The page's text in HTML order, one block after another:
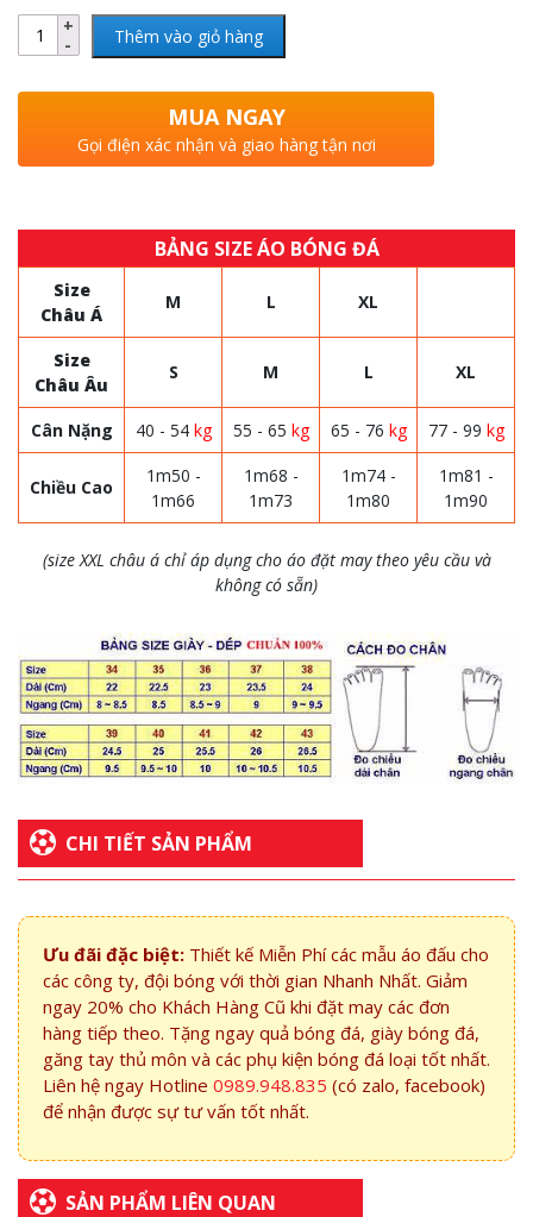
Thêm vào giỏ hàng
MUA NGAY
Gọi điện xác nhận và giao hàng tận nơi
BẢNG SIZE ÁO BÓNG ĐÁ
Size
Châu Á
M L XL
Size
Châu Âu
S M L XL
Cân Nặng 40 - 54 kg 55 - 65 kg 65 - 76 kg 77 - 99 kg
Chiều Cao
1m50 -
1m66
1m68 -
1m73
1m74 -
1m80
1m81 -
1m90
(size XXL châu á chỉ áp dụng cho áo đặt may theo yêu cầu và
không có sẵn)
CHI TIẾT SẢN PHẨM
Ưu đãi đặc biệt: Thiết kế Miễn Phí các mẫu áo đấu cho
các công ty, đội bóng với thời gian Nhanh Nhất. Giảm
ngay 20% cho Khách Hàng Cũ khi đặt may các đơn
hàng tiếp theo. Tặng ngay quả bóng đá, giày bóng đá,
găng tay thủ môn và các phụ kiện bóng đá loại tốt nhất.
Liên hệ ngay Hotline 0989.948.835 (có zalo, facebook)
để nhận được sự tư vấn tốt nhất.
SẢN PHẨM LIÊN QUAN